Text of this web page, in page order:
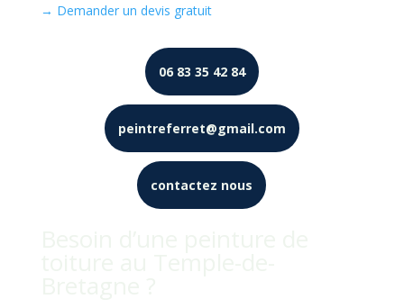
→ Demander un devis gratuit
06 83 35 42 84
peintreferret@gmail.com
contactez nous